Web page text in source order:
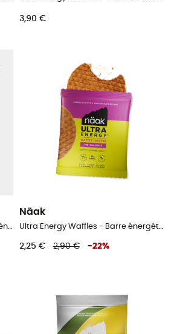
3,90 €
Boost Energy™ Drink Mix - Boisson énergétique
Näak
Ultra Energy Waffles - Barre énergétique
2,25 € 2,90 € -22%